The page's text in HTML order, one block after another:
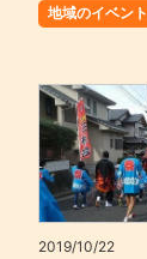
地域のイベント
2019/10/22